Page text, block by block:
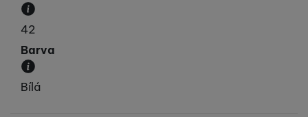
Velikost boty v číslování EUR.
42
Barva
Převládající barva výrobku.
Bílá